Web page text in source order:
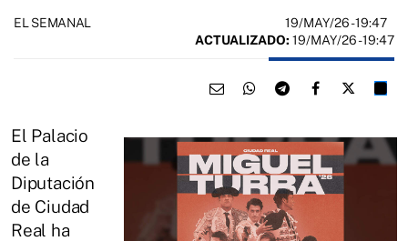
EL SEMANAL 19/MAY/26- 19:47
ACTUALIZADO: 19/MAY/26 - 19:47
El Palacio
de la
Diputación
de Ciudad
Real ha